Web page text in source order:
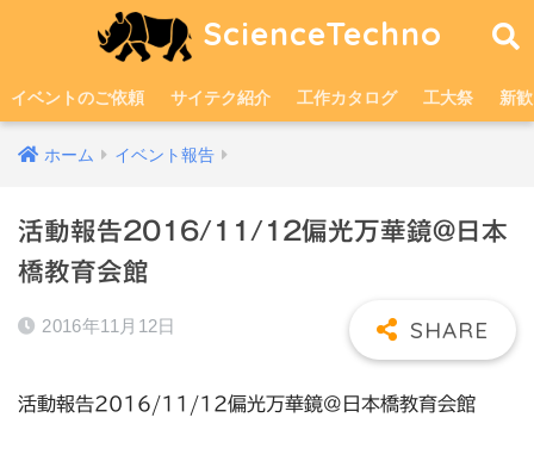
ScienceTechno
イベントのご依頼 サイテク紹介 工作カタログ 工大祭 新歓
ホーム イベント報告
活動報告2016/11/12偏光万華鏡@日本
橋教育会館
2016年11月12日
活動報告2016/11/12偏光万華鏡@日本橋教育会館